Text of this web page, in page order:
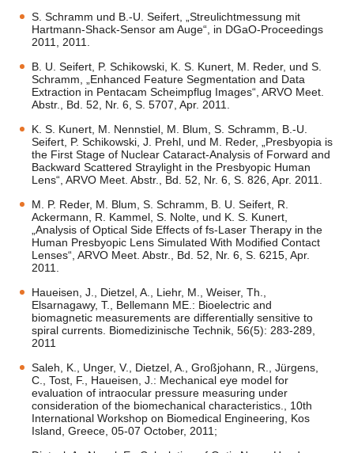
S. Schramm und B.-U. Seifert, „Streulichtmessung mit
Hartmann-Shack-Sensor am Auge“, in DGaO-Proceedings
2011, 2011.
B. U. Seifert, P. Schikowski, K. S. Kunert, M. Reder, und S.
Schramm, „Enhanced Feature Segmentation and Data
Extraction in Pentacam Scheimpflug Images“, ARVO Meet.
Abstr., Bd. 52, Nr. 6, S. 5707, Apr. 2011.
K. S. Kunert, M. Nennstiel, M. Blum, S. Schramm, B.-U.
Seifert, P. Schikowski, J. Prehl, und M. Reder, „Presbyopia is
the First Stage of Nuclear Cataract-Analysis of Forward and
Backward Scattered Straylight in the Presbyopic Human
Lens“, ARVO Meet. Abstr., Bd. 52, Nr. 6, S. 826, Apr. 2011.
M. P. Reder, M. Blum, S. Schramm, B. U. Seifert, R.
Ackermann, R. Kammel, S. Nolte, und K. S. Kunert,
„Analysis of Optical Side Effects of fs-Laser Therapy in the
Human Presbyopic Lens Simulated With Modified Contact
Lenses“, ARVO Meet. Abstr., Bd. 52, Nr. 6, S. 6215, Apr.
2011.
Haueisen, J., Dietzel, A., Liehr, M., Weiser, Th.,
Elsarnagawy, T., Bellemann ME.: Bioelectric and
biomagnetic measurements are differentially sensitive to
spiral currents. Biomedizinische Technik, 56(5): 283-289,
2011
Saleh, K., Unger, V., Dietzel, A., Großjohann, R., Jürgens,
C., Tost, F., Haueisen, J.: Mechanical eye model for
evaluation of intraocular pressure measuring under
consideration of the biomechanical characteristics., 10th
International Workshop on Biomedical Engineering, Kos
Island, Greece, 05-07 October, 2011;